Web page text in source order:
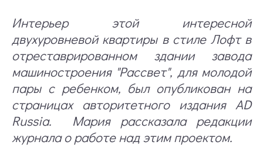
Интерьер этой интересной
двухуровневой квартиры в стиле Лофт в
отреставрированном здании завода
машиностроения "Рассвет", для молодой
пары с ребенком, был опубликован на
страницахавторитетного издания AD
Russia. Мария рассказала редакции
журнала о работе над этим проектом.